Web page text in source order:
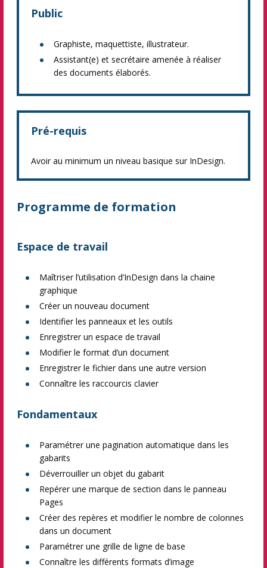
Public
Graphiste, maquettiste, illustrateur.
Assistant(e) et secrétaire amenée à réaliser
des documents élaborés.
Pré-requis
Avoir au minimum un niveau basique sur InDesign.
Programme de formation
Espace de travail
Maîtriser l’utilisation d’InDesign dans la chaine
graphique
Créer un nouveau document
Identifier les panneaux et les outils
Enregistrer un espace de travail
Modifier le format d’un document
Enregistrer le fichier dans une autre version
Connaître les raccourcis clavier
Fondamentaux
Paramétrer une pagination automatique dans les
gabarits
Déverrouiller un objet du gabarit
Repérer une marque de section dans le panneau
Pages
Créer des repères et modifier le nombre de colonnes
dans un document
Paramétrer une grille de ligne de base
Connaître les différents formats d’image